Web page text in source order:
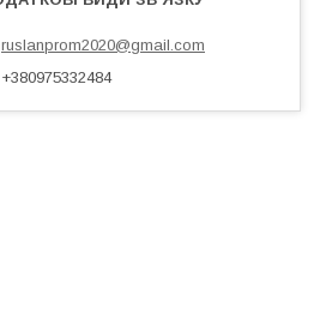
ruslanprom2020@gmail.com
+380975332484